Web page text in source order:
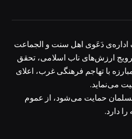
اداره‌ی دَعَوی اهل سنت و الجماعت
ارزش‌های ناب اسلامی، تحقق
با تهاجم فرهنگی غرب، اعلای
می‌نماید.
مسلمان حمایت می‌شود، از عموم
دارد.